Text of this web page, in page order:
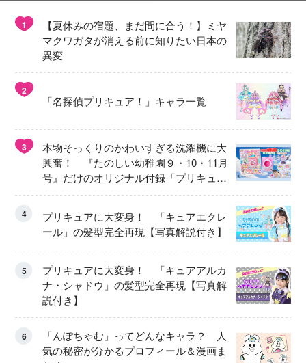
1
【夏休みの宿題、まだ間に合う！】ミヤ
マクワガタが消える前に知りたい日本の
異変
2
「名探偵プリキュア！」キャラ一覧
3
本物そっくりのかわいすぎる洗濯機に大
興奮！ 『たのしい幼稚園９・10・11月
号』だけのオリジナル付録「プリキュ
ア くるくるせんたくき」
4
プリキュアに大変身！ 「キュアエクレ
ール」の髪型完全再現【写真解説付き】
5
プリキュアに大変身！ 「キュアアルカ
ナ・シャドウ」の髪型完全再現【写真解
説付き】
6
「んぽちゃむ」ってどんなキャラ？ 人
気の秘密が分かるプロフィール＆漫画ま